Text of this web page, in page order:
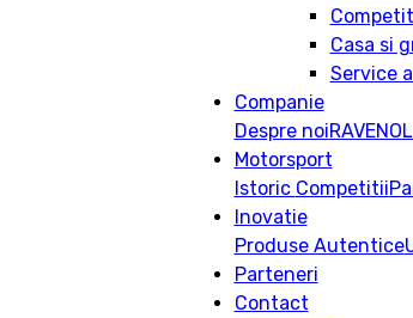
Casa si
Service
Companie
Despre noi
Motorsport
Istoric Competitii
Inovatie
Produse Autentice
Parteneri
Contact